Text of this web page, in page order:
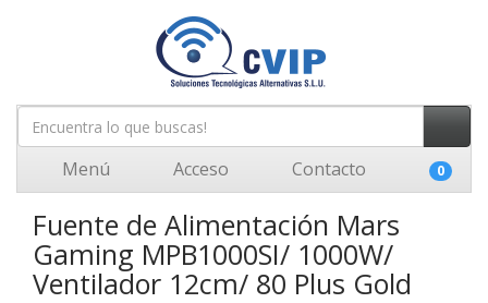
Menú Acceso Contacto 0
Fuente de Alimentación Mars
Gaming MPB1000SI/ 1000W/
Ventilador 12cm/ 80 Plus Gold